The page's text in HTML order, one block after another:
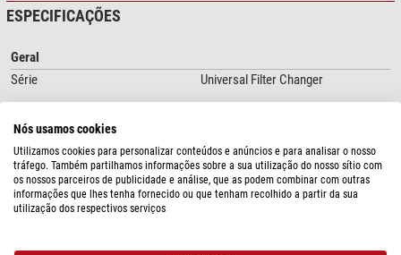
espaço.
Filter e selecionando simplesmente as placas frontais e traseiras
necessárias do UFC, juntamente com os anéis espaçadores, conforme
extensão S70 VariLock que é infinitamente ajustável de 15 mm a 20 mm, de
modo a manter a distância entre o Filter e o plano de imagem tão curta
quanto possível. Todos os componentes são optimizados para obter a
maior abertura possível em frente da gaveta do filtro e, ao mesmo tempo,
poder definir com precisão a distância adequada entre o telescópio e o
ESPECIFICAÇÕES
Geral
Série
Universal Filter Changer
número do produto do forncedor
DOWNLOADS
Nós usamos cookies
Utilizamos cookies para personalizar conteúdos e anúncios e para analisar o nosso
tráfego. Também partilhamos informações sobre a sua utilização do nosso sítio com
os nossos parceiros de publicidade e análise, que as podem combinar com outras
informações que lhes tenha fornecido ou que tenham recolhido a partir da sua
utilização dos respectivos serviços